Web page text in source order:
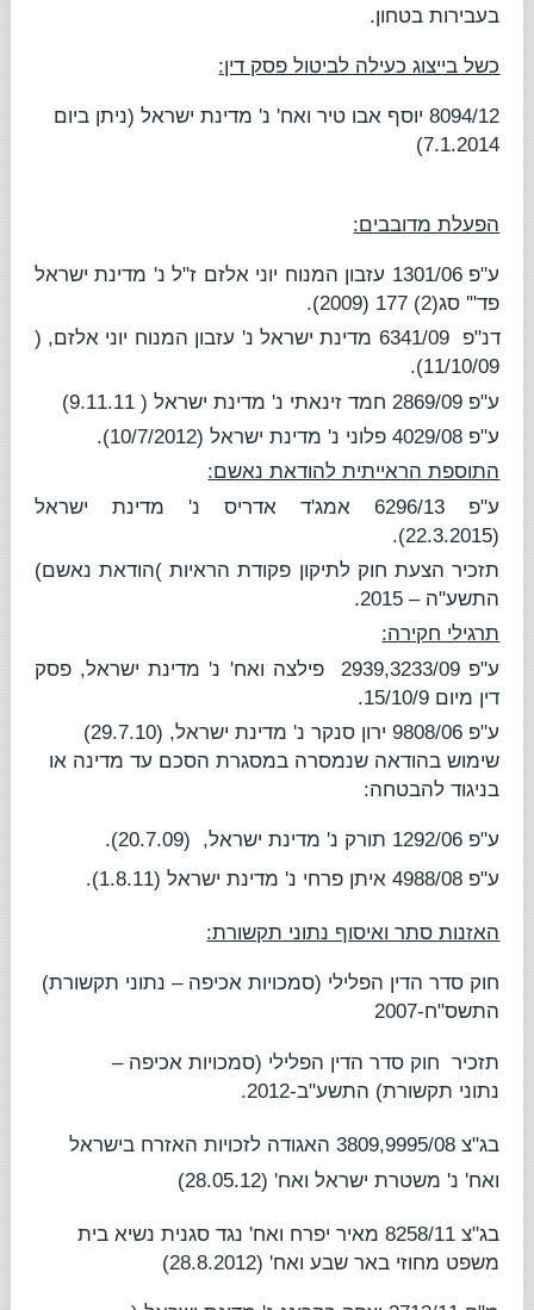
בעבירות בטחון.
כשל בייצוג כעילה לביטול פסק דין:
8094/12 יוסף אבו טיר ואח' נ' מדינת ישראל(ניתן ביום
7.1.2014)
הפעלת מדובבים:
ע"פ 1301/06
עזבון המנוח יוני אלזם ז"ל נ' מדינת ישראל
פד"' סג(2) 177 (2009)
.
דנ"פ
6341/09 מדינת ישראל נ' עזבון המנוח יוני אלזם, (
11/10/09).
ע"פ 2869/09
חמד זינאתי נ' מדינת ישראל( 9.11.11)
ע"פ 4029/08
פלוני נ' מדינת ישראל(10/7/2012).
התוספת הראייתית להודאת נאשם:
ע"פ 6296/13
אמג'ד אדריס נ' מדינת ישראל
(22.3.2015).
תזכיר הצעת חוק לתיקון פקודת הראיות )הודאת נאשם)
התשע"ה – 2015.
תרגילי חקירה:
ע"פ 2939,3233/09
פילצה ואח' נ' מדינת ישראל, פסק
דין מיום 15/10/9.
ע"פ 9808/06
ירון סנקר נ' מדינת ישראל, (29.7.10)
שימוש בהודאה שנמסרה במסגרת הסכם עד מדינה או
בניגוד להבטחה:
ע"פ 1292/06 תורק נ' מדינת ישראל,
(20.7.09).
ע"פ 4988/08 איתן פרחי נ' מדינת ישראל (1.8.11).
האזנות סתר ואיסוף נתוני תקשורת:
חוק סדר הדין הפלילי (סמכויות אכיפה – נתוני תקשורת)
התשס"ח-2007
תזכיר חוק סדר הדין הפלילי (סמכויות אכיפה –
נתוני תקשורת) התשע"ב-2012.
בג"צ 3809,9995/08 האגודה לזכויות האזרח בישראל
ואח' נ' משטרת ישראל ואח' (28.05.12)
בג"צ 8258/11
מאיר יפרח ואח' נגד סגנית נשיא בית
משפט מחוזי באר שבע ואח' (28.8.2012)